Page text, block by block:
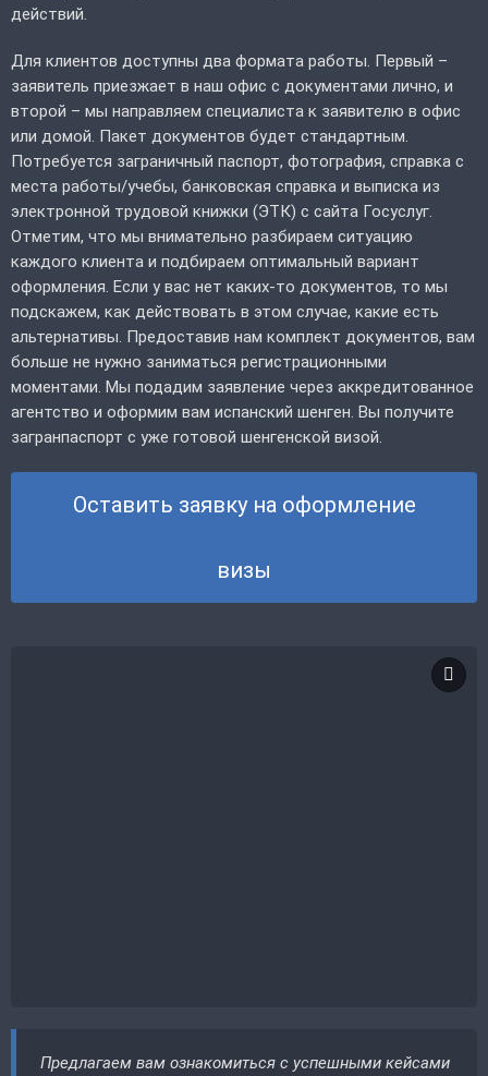
действий.
Для клиентов доступны два формата работы. Первый –
заявитель приезжает в наш офис с документами лично, и
второй – мы направляем специалиста к заявителю в офис
или домой. Пакет документов будет стандартным.
Потребуется заграничный паспорт, фотография, справка с
места работы/учебы, банковская справка и выписка из
электронной трудовой книжки (ЭТК) с сайта Госуслуг.
Отметим, что мы внимательно разбираем ситуацию
каждого клиента и подбираем оптимальный вариант
оформления. Если у вас нет каких-то документов, то мы
подскажем, как действовать в этом случае, какие есть
альтернативы. Предоставив нам комплект документов, вам
больше не нужно заниматься регистрационными
моментами. Мы подадим заявление через аккредитованное
агентство и оформим вам испанский шенген. Вы получите
загранпаспорт с уже готовой шенгенской визой.
Оставить заявку на оформление
визы
Предлагаем вам ознакомиться с успешными кейсами